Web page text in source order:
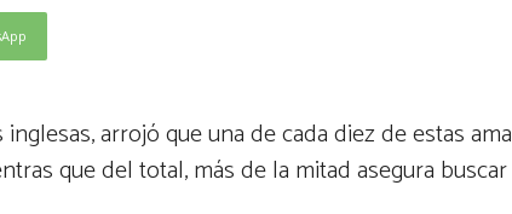
arrojó que una de cada diez de estas
que del total, más de la mitad asegura